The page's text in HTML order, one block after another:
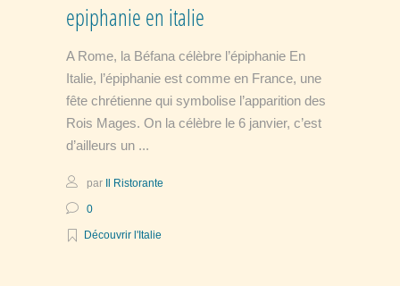
epiphanie en italie
A Rome, la Béfana célèbre l’épiphanie En
Italie, l’épiphanie est comme en France, une
fête chrétienne qui symbolise l’apparition des
Rois Mages. On la célèbre le 6 janvier, c’est
d’ailleurs un
par Il Ristorante
0
Découvrir l'Italie